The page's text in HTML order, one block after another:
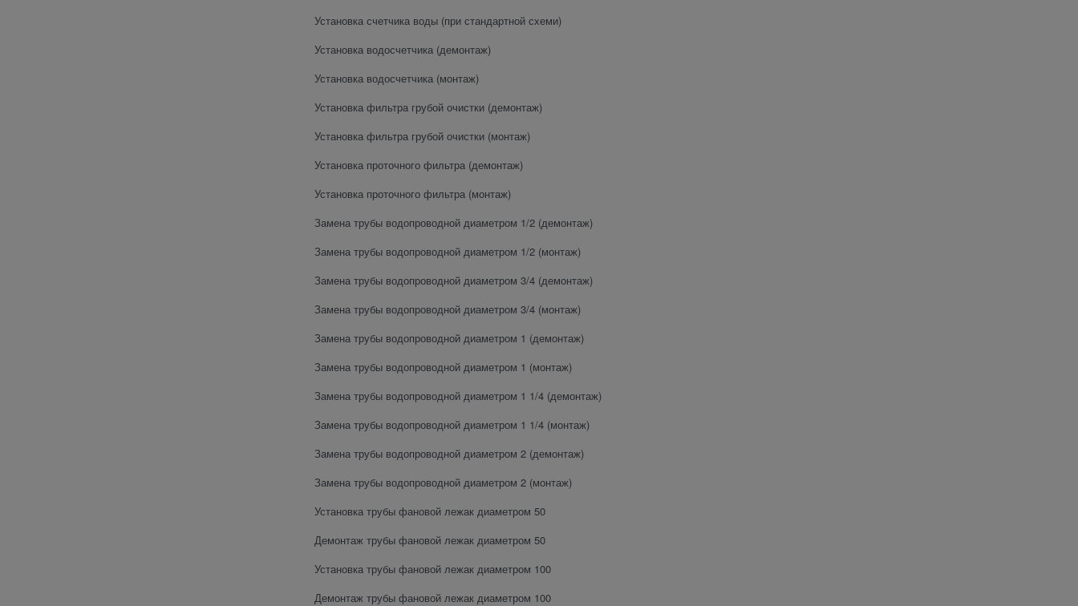
Установка счетчика воды (при стандартной схеми)
Установка водосчетчика (демонтаж)
Установка водосчетчика (монтаж)
Установка фильтра грубой очистки (демонтаж)
Установка фильтра грубой очистки (монтаж)
Установка проточного фильтра (демонтаж)
Установка проточного фильтра (монтаж)
Замена трубы водопроводной диаметром 1/2 (демонтаж)
Замена трубы водопроводной диаметром 1/2 (монтаж)
Замена трубы водопроводной диаметром 3/4 (демонтаж)
Замена трубы водопроводной диаметром 3/4 (монтаж)
Замена трубы водопроводной диаметром 1 (демонтаж)
Замена трубы водопроводной диаметром 1 (монтаж)
Замена трубы водопроводной диаметром 1 1/4 (демонтаж)
Замена трубы водопроводной диаметром 1 1/4 (монтаж)
Замена трубы водопроводной диаметром 2 (демонтаж)
Замена трубы водопроводной диаметром 2 (монтаж)
Установка трубы фановой лежак диаметром 50
Демонтаж трубы фановой лежак диаметром 50
Установка трубы фановой лежак диаметром 100
Демонтаж трубы фановой лежак диаметром 100